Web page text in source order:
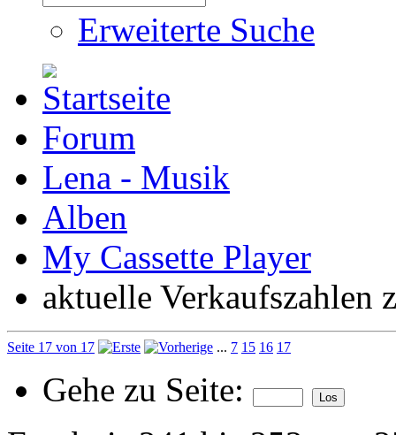
Erweiterte Suche
Forum
Lena - Musik
Alben
My Cassette Player
aktuelle Verkaufszahlen
Seite 17 von 17 ... 7 15 16 17
Gehe zu Seite: